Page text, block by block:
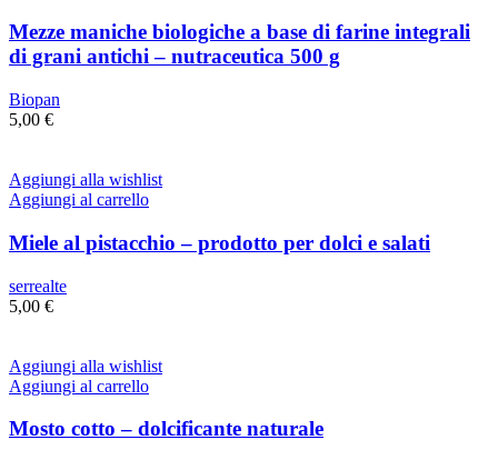
Mezze maniche biologiche a base di farine integrali
di grani antichi – nutraceutica 500 g
Biopan
5,00 €
Aggiungi alla wishlist
Aggiungi al carrello
Miele al pistacchio – prodotto per dolci e salati
serrealte
5,00 €
Aggiungi alla wishlist
Aggiungi al carrello
Mosto cotto – dolcificante naturale